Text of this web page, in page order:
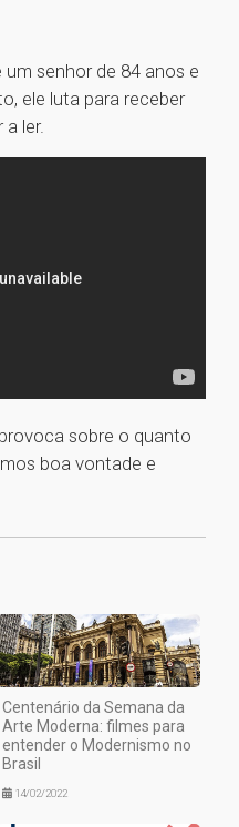
senhor de 84 anos e
ele luta para receber
ler.
sobre o quanto
boa vontade e
Centenário da Semana da
Arte Moderna: filmes para
entender o Modernismo no
Brasil
14/02/2022